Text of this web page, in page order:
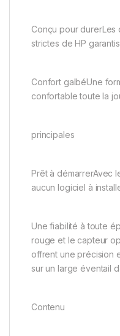
Conçu pour durerLes
strictes de HP
Confort galbéUne
confortable toute la
principales
Prêt à démarrerAvec
aucun logiciel à
Une fiabilité à toute
rouge et le capteur
offrent une précision
sur un large éventail
Contenu